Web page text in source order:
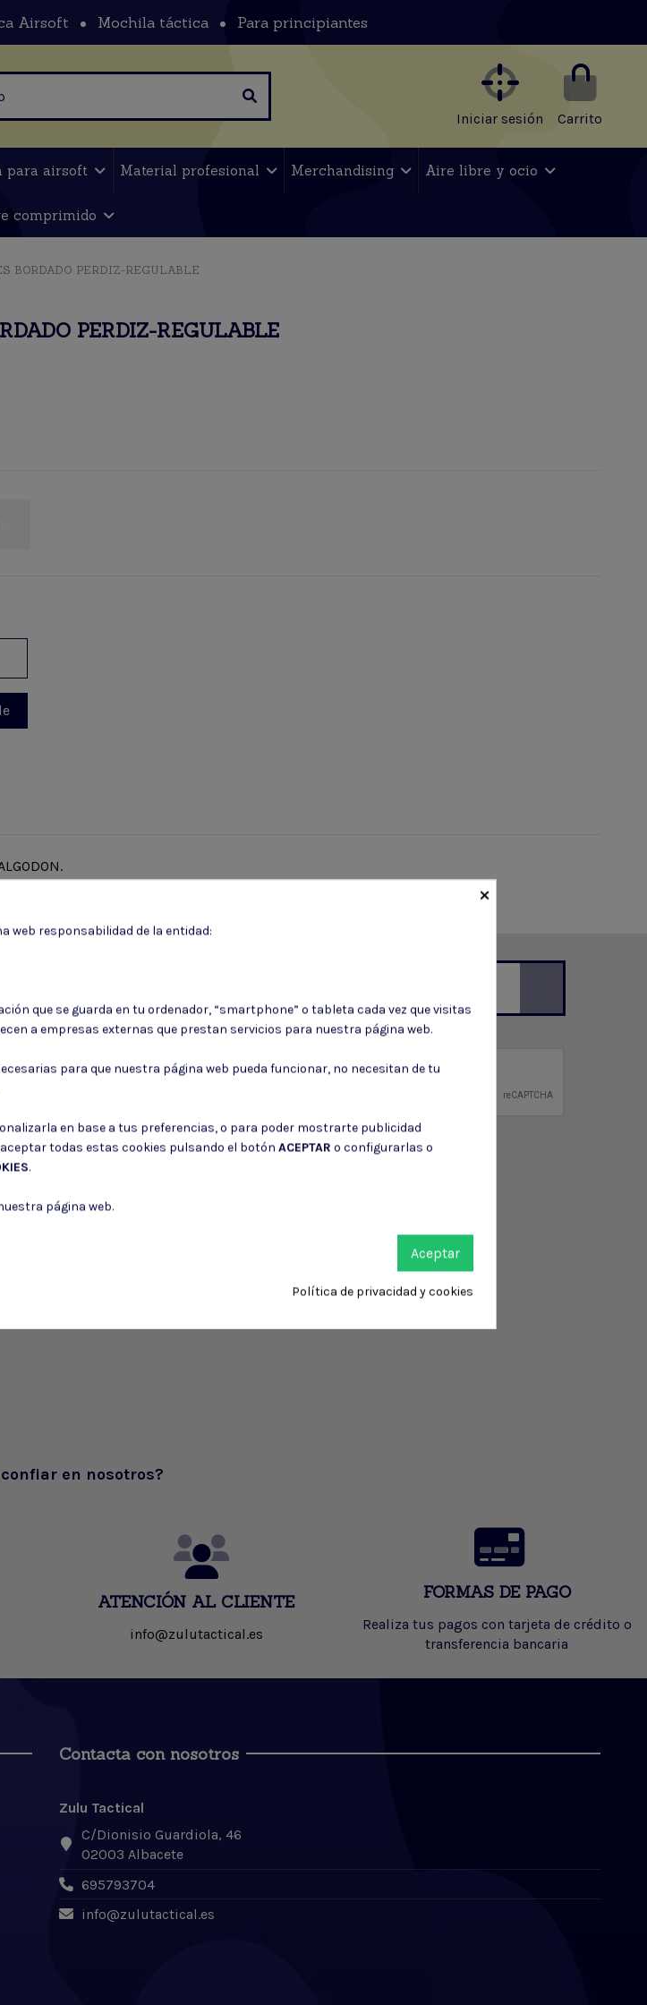
Airsoft Mochila táctica Para principiantes
Iniciar sesión Carrito
para airsoft Material profesional Merchandising Aire libre y ocio
comprimido
BORDADO PERDIZ-REGULABLE
PERDIZ-REGULABLE
momento. Para ello, consulte nuestra información de contacto en el aviso legal.
para los fines indicados en laPolítica de privacidad
personales para recibir publicidad de su entidad.
en nosotros?
ATENCIÓN AL CLIENTE
info@zulutactical.es
FORMAS DE PAGO
Realiza tus pagos con tarjeta de crédito o
transferencia bancaria
Contacta con nosotros
Zulu Tactical
C/Dionisio Guardiola, 46
02003 Albacete
695793704
info@zulutactical.es
×
web responsabilidad de la entidad:
que se guarda en tu ordenador, “smartphone” o tableta cada vez que visitas
a empresas externas que prestan servicios para nuestra página web.
para que nuestra página web pueda funcionar, no necesitan de tu
en base a tus preferencias, o para poder mostrarte publicidad
todas estas cookies pulsando el botón ACEPTAR o configurarlas o
.
página web.
Aceptar
Política de privacidad y cookies